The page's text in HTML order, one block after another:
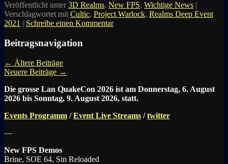
Veröffentlicht unter 3D Realms, New FPS, Wichtige News |
Verschlagwortet mit Cultic, Project Warlock, Realms Deep Event
2021 | Schreibe einen Kommentar
Beitragsnavigation
← Ältere Beiträge
Neuere Beiträge →
Die grosse Lan QuakeCon 2026 ist am Donnerstag, 6. August
2026 bis Sonntag, 9. August 2026, statt.
Events Programm /Event Live Streams /twitter
—
New FPS Demos
Brine, SOE 64, Sin Reloaded